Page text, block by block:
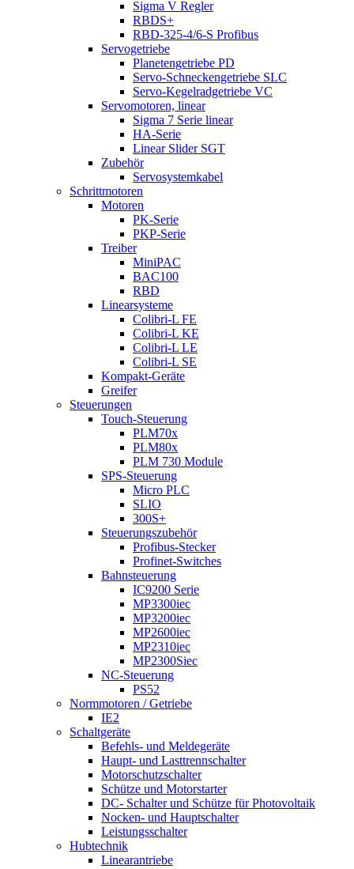
Sigma V Regler
RBDS+
RBD-325-4/6-S Profibus
Servogetriebe
Planetengetriebe PD
Servo-Schneckengetriebe SLC
Servo-Kegelradgetriebe VC
Servomotoren, linear
Sigma 7 Serie linear
HA-Serie
Linear Slider SGT
Zubehör
Servosystemkabel
Schrittmotoren
Motoren
PK-Serie
PKP-Serie
Treiber
MiniPAC
BAC100
RBD
Linearsysteme
Colibri-L FE
Colibri-L KE
Colibri-L LE
Colibri-L SE
Kompakt-Geräte
Greifer
Steuerungen
Touch-Steuerung
PLM70x
PLM80x
PLM 730 Module
SPS-Steuerung
Micro PLC
SLIO
300S+
Steuerungszubehör
Profibus-Stecker
Profinet-Switches
Bahnsteuerung
IC9200 Serie
MP3300iec
MP3200iec
MP2600iec
MP2310iec
MP2300Siec
NC-Steuerung
PS52
Normmotoren / Getriebe
IE2
Schaltgeräte
Befehls- und Meldegeräte
Haupt- und Lasttrennschalter
Motorschutzschalter
Schütze und Motorstarter
DC- Schalter und Schütze für Photovoltaik
Nocken- und Hauptschalter
Leistungsschalter
Hubtechnik
Linearantriebe